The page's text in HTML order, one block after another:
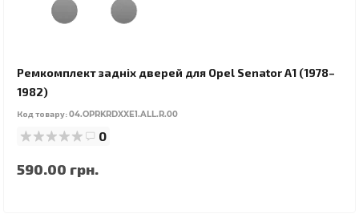
Ремкомплект задніх дверей для Opel Senator A1 (1978–
1982)
Код товару:04.OPRKRDXXE1.ALL.R.00
0
590.00 грн.